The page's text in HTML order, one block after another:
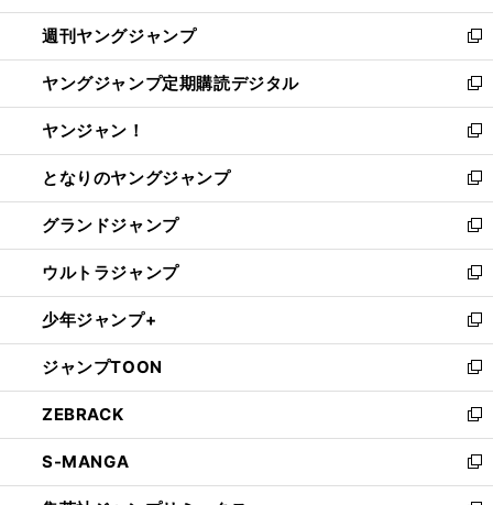
開
く
ウ
で
開
く
ン
ド
ウ
で
開
く
ウ
ィ
ン
ド
ウ
で
開
く
週刊ヤングジャンプ
新
し
い
ウ
ィ
ン
ド
ウ
で
開
く
ヤングジャンプ定期購読デジタル
新
し
い
ウ
ィ
ン
ド
ウ
で
開
く
ヤンジャン！
新
し
い
ウ
ィ
ン
ド
ウ
で
開
く
となりのヤングジャンプ
新
し
い
ウ
ィ
ン
ド
ウ
で
開
く
グランドジャンプ
新
し
い
ウ
ィ
ン
ド
ウ
で
開
く
ウルトラジャンプ
新
し
い
ウ
ィ
ン
ド
ウ
で
開
少年ジャンプ+
新
し
い
ウ
ィ
ン
ド
ウ
ジャンプTOON
新
し
い
ウ
ィ
ン
ZEBRACK
新
し
い
ウ
S-MANGA
新
し